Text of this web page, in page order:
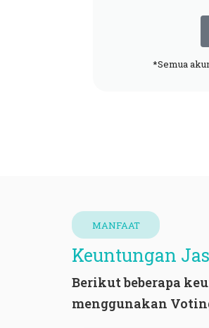
*Semua
MANFAAT
Keuntungan
Berikut beberapa
menggunakan